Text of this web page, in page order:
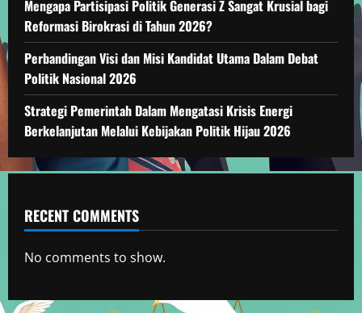
Mengapa Partisipasi Politik Generasi Z Sangat Krusial bagi
Reformasi Birokrasi di Tahun 2026?
Perbandingan Visi dan Misi Kandidat Utama Dalam Debat
Politik Nasional 2026
Strategi Pemerintah Dalam Mengatasi Krisis Energi
Berkelanjutan Melalui Kebijakan Politik Hijau 2026
RECENT COMMENTS
No comments to show.